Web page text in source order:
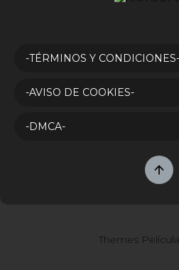
-TÉRMINOS Y CONDICIONES-
-AVISO DE COOKIES-
-DMCA-
Themes